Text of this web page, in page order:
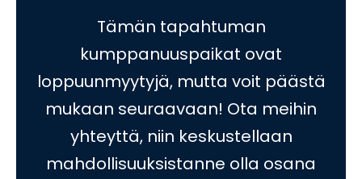
Tämän tapahtuman
kumppanuuspaikat ovat
loppuunmyytyjä, mutta voit päästä
mukaan seuraavaan! Ota meihin
yhteyttä, niin keskustellaan
mahdollisuuksistanne olla osana